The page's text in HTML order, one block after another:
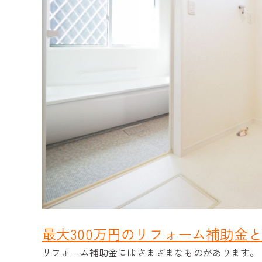
最大300万円のリフォーム補助金
リフォーム補助金にはさまざまなものがあります。